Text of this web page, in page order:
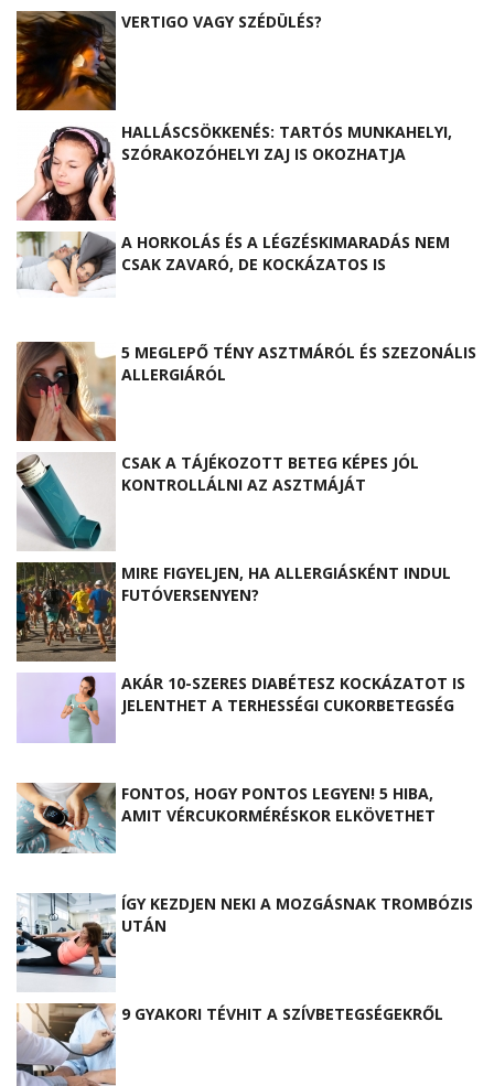
VERTIGO VAGY SZÉDÜLÉS?
HALLÁSCSÖKKENÉS: TARTÓS MUNKAHELYI,
SZÓRAKOZÓHELYI ZAJ IS OKOZHATJA
A HORKOLÁS ÉS A LÉGZÉSKIMARADÁS NEM
CSAK ZAVARÓ, DE KOCKÁZATOS IS
5 MEGLEPŐ TÉNY ASZTMÁRÓL ÉS SZEZONÁLIS
ALLERGIÁRÓL
CSAK A TÁJÉKOZOTT BETEG KÉPES JÓL
KONTROLLÁLNI AZ ASZTMÁJÁT
MIRE FIGYELJEN, HA ALLERGIÁSKÉNT INDUL
FUTÓVERSENYEN?
AKÁR 10-SZERES DIABÉTESZ KOCKÁZATOT IS
JELENTHET A TERHESSÉGI CUKORBETEGSÉG
FONTOS, HOGY PONTOS LEGYEN! 5 HIBA,
AMIT VÉRCUKORMÉRÉSKOR ELKÖVETHET
ÍGY KEZDJEN NEKI A MOZGÁSNAK TROMBÓZIS
UTÁN
9 GYAKORI TÉVHIT A SZÍVBETEGSÉGEKRŐL